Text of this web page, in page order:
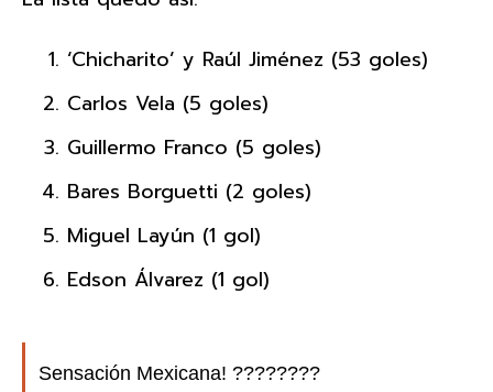
‘Chicharito’ y Raúl Jiménez (53 goles)
Carlos Vela (5 goles)
Guillermo Franco (5 goles)
Bares Borguetti (2 goles)
Miguel Layún (1 gol)
Edson Álvarez (1 gol)
Sensación Mexicana! ????????